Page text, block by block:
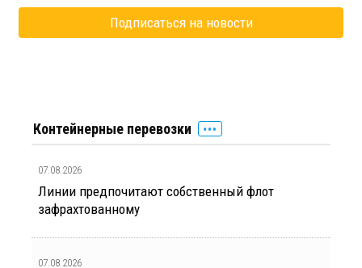
Контейнерные перевозки
07.08.2026
Линии предпочитают собственный флот
зафрахтованному
07.08.2026